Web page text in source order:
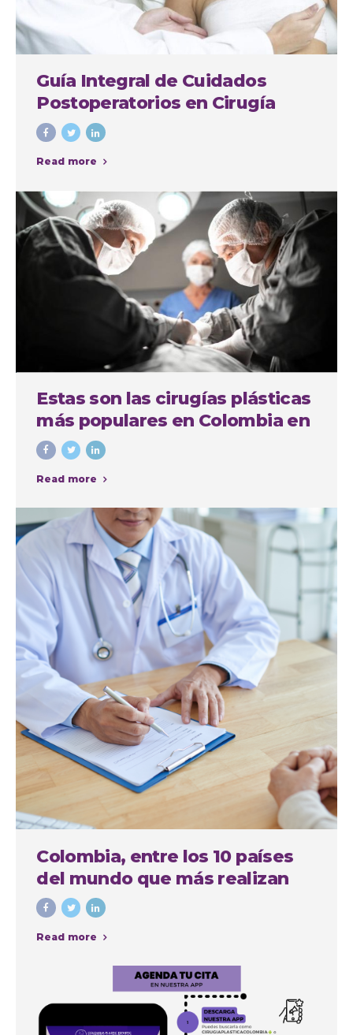
Guía Integral de Cuidados
Postoperatorios en Cirugía
Plástica
Read more
Estas son las cirugías plásticas
más populares en Colombia en
el último año
Read more
Colombia, entre los 10 países
del mundo que más realizan
cirugías plásticas estéticas
Read more